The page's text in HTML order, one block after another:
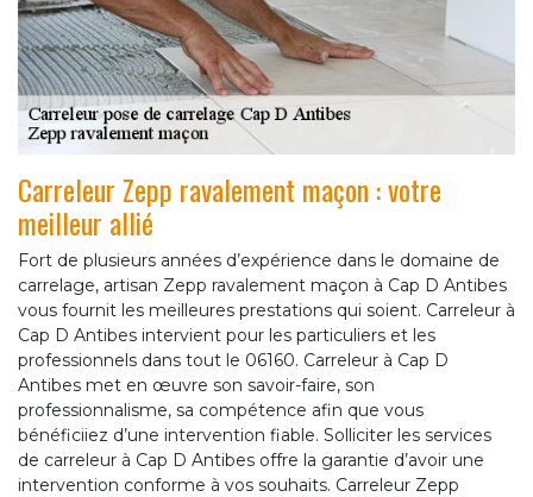
Carreleur Zepp ravalement maçon : votre
meilleur allié
Fort de plusieurs années d’expérience dans le domaine de
carrelage, artisan Zepp ravalement maçon à Cap D Antibes
vous fournit les meilleures prestations qui soient. Carreleur à
Cap D Antibes intervient pour les particuliers et les
professionnels dans tout le 06160. Carreleur à Cap D
Antibes met en œuvre son savoir-faire, son
professionnalisme, sa compétence afin que vous
bénéficiiez d’une intervention fiable. Solliciter les services
de carreleur à Cap D Antibes offre la garantie d’avoir une
intervention conforme à vos souhaits. Carreleur Zepp